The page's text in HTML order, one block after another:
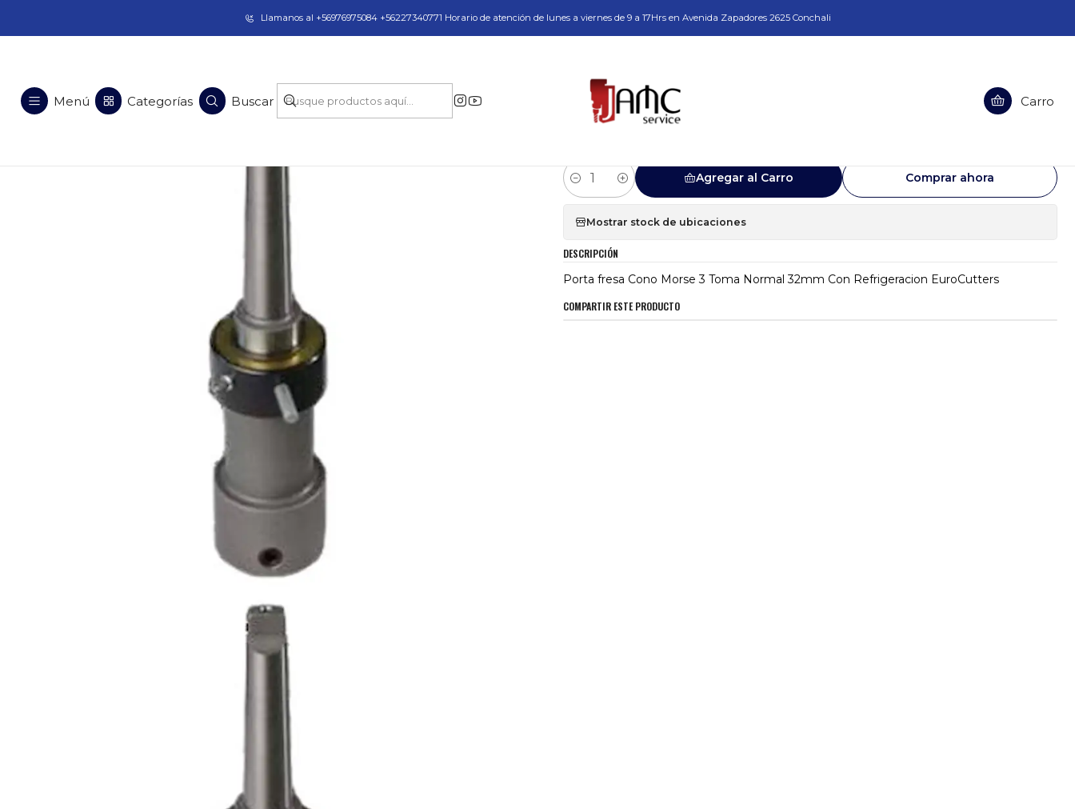
Taladros Magnéticos en Chile | Venta, Arriendo y Servicio Técnico
Menú Categorías Buscar Carro
Llamanos al +56976975084 +56227340771 Horario de atención de lunes a viernes de 9 a 17Hrs en Avenida Zapadores 2625 Conchali
Porta fresa Cono Morse 3 Toma Normal 32mm Con
Cantidad
Agregar al Carro Comprar ahora
Mostrar stock de ubicaciones
DESCRIPCIÓN
Porta fresa Cono Morse 3 Toma Normal 32mm Con Refrigeracion EuroCutters
COMPARTIR ESTE PRODUCTO